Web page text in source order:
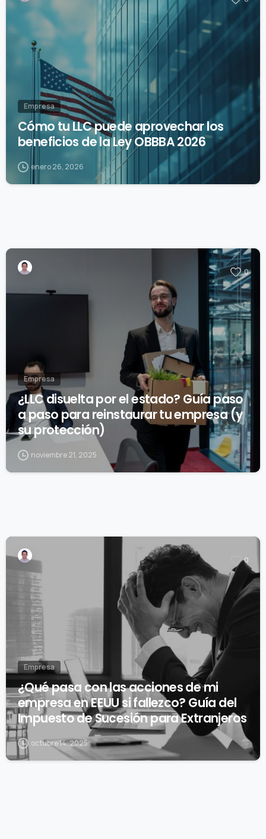
Empresa
Cómo tu LLC puede aprovechar los
beneficios de la Ley OBBBA 2026
enero 26, 2026
0
Empresa
¿LLC disuelta por el estado? Guía paso
a paso para reinstaurar tu empresa (y
su protección)
noviembre 21, 2025
0
Empresa
¿Qué pasa con las acciones de mi
empresa en EEUU si fallezco? Guía del
Impuesto de Sucesión para Extranjeros
octubre 14, 2025